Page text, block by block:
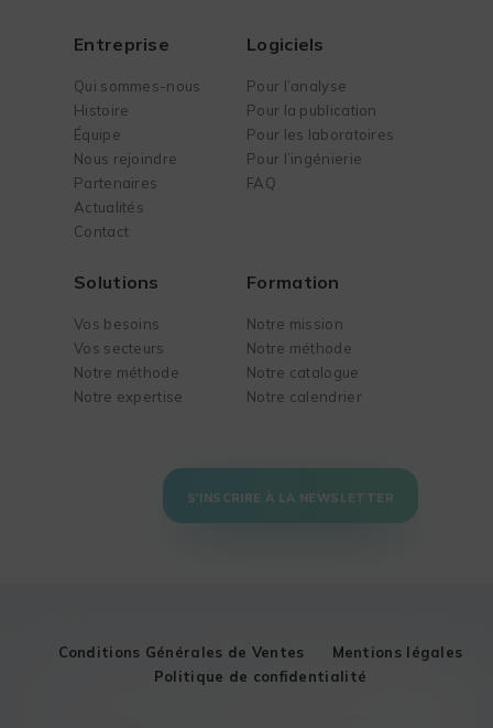
Entreprise
Qui sommes-nous
Histoire
Équipe
Nous rejoindre
Partenaires
Actualités
Contact
Logiciels
Pour l’analyse
Pour la publication
Pour les laboratoires
Pour l’ingénierie
FAQ
Solutions
Vos besoins
Vos secteurs
Notre méthode
Notre expertise
Formation
Notre mission
Notre méthode
Notre catalogue
Notre calendrier
S'INSCRIRE À LA NEWSLETTER
Conditions Générales de Ventes
Mentions légales
Politique de confidentialité